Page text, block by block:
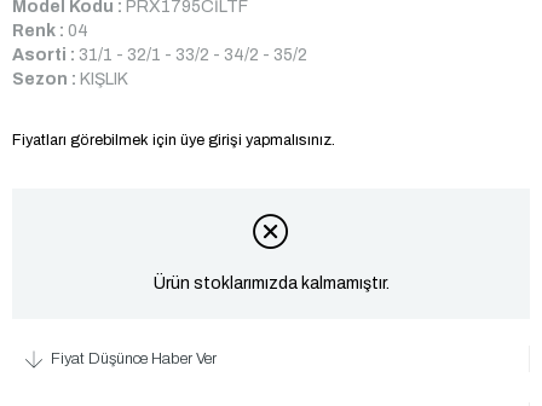
Model Kodu : PRX1795CİLTF
Renk : 04
Asorti : 31/1 - 32/1 - 33/2 - 34/2 - 35/2
Sezon : KIŞLIK
Fiyatları görebilmek için üye girişi yapmalısınız.
Ürün stoklarımızda kalmamıştır.
Fiyat Düşünce Haber Ver